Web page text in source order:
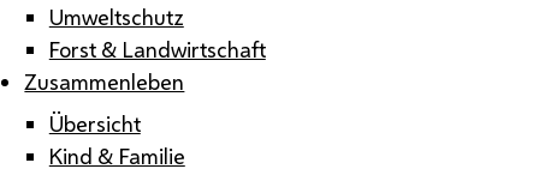
Umweltschutz
Forst & Landwirtschaft
Zusammenleben
Übersicht
Kind & Familie